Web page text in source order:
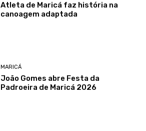
Atleta de Maricá faz história na
canoagem adaptada
MARICÁ
João Gomes abre Festa da
Padroeira de Maricá 2026